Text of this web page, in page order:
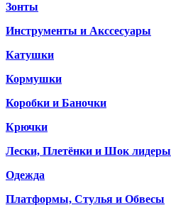
Зонты
Инструменты и Акссесуары
Катушки
Кормушки
Коробки и Баночки
Крючки
Лески, Плетёнки и Шок лидеры
Одежда
Платформы, Стулья и Обвесы